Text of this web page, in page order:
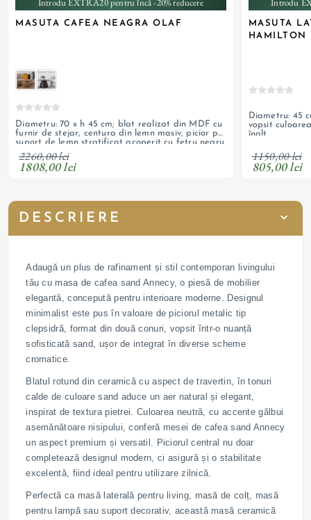
Introdu EXTRA20 pentru încă -20% reducere
MASUTA CAFEA NEAGRA OLAF
Diametru: 70 x h 45 cm; blat realizat din MDF cu
furnir de stejar, centura din lemn masiv, picior pe
suport de lemn stratificat acoperit cu fetru negru
si lamele din lemn masiv de stejar
2260,00 lei
1808,00 lei
Introdu
MASUTA
HAMILTON
Diametru: 45
vopsit
înalt
1150,00 lei
805,00 lei
DESCRIERE
Adaugă un plus de rafinament și stil contemporan livingului
tău cu masa de cafea sand Annecy, o piesă de mobilier
elegantă, concepută pentru interioare moderne. Designul
minimalist este pus în valoare de piciorul metalic tip
clepsidră, format din două conuri, vopsit într-o nuanță
sofisticată sand, ușor de integrat în diverse scheme
cromatice.
Blatul rotund din ceramică cu aspect de travertin, în tonuri
calde de culoare sand aduce un aer natural și elegant,
inspirat de textura pietrei. Culoarea neutră, cu accente gălbui
asemănătoare nisipului, conferă mesei de cafea sand Annecy
un aspect premium și versatil. Piciorul central nu doar
completează designul modern, ci asigură și o stabilitate
excelentă, fiind ideal pentru utilizare zilnică.
Perfectă ca masă laterală pentru living, masă de colț, masă
pentru lampă sau suport decorativ, această masă ceramică